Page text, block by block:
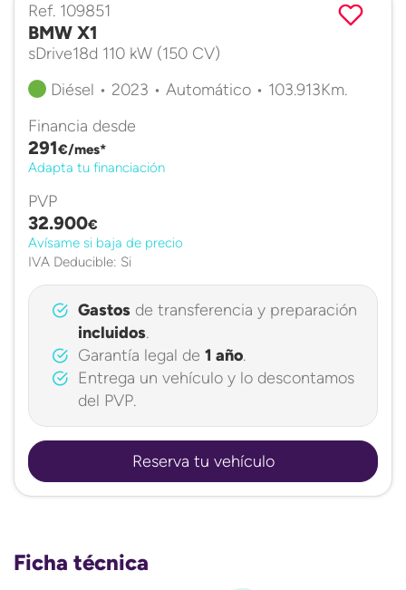
Ref. 109851
BMW X1
sDrive18d 110 kW (150 CV)
Diésel • 2023 • Automático • 103.913Km.
Financia desde
291€/mes*
Adapta tu financiación
PVP
32.900€
Avísame si baja de precio
IVA Deducible: Si
Gastosde transferencia y preparación
incluidos.
Garantía legal de 1 año.
Entrega un vehículo y lo descontamos
del PVP.
Reserva tu vehículo
Ficha técnica